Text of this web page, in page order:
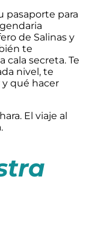
pasaporte para
de Salinas y
te
secreta. Te
nivel, te
qué hacer
El viaje al